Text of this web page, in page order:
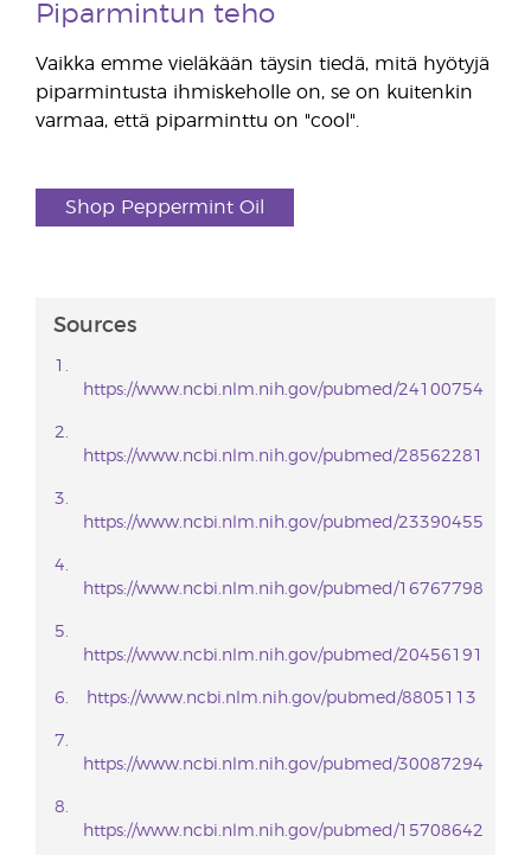
Piparmintun teho
Vaikka emme vieläkään täysin tiedä, mitä hyötyjä
piparmintusta ihmiskeholle on, se on kuitenkin
varmaa, että piparminttu on "cool".
Shop Peppermint Oil
Sources
https://www.ncbi.nlm.nih.gov/pubmed/24100754
https://www.ncbi.nlm.nih.gov/pubmed/28562281
https://www.ncbi.nlm.nih.gov/pubmed/23390455
https://www.ncbi.nlm.nih.gov/pubmed/16767798
https://www.ncbi.nlm.nih.gov/pubmed/20456191
https://www.ncbi.nlm.nih.gov/pubmed/8805113
https://www.ncbi.nlm.nih.gov/pubmed/30087294
https://www.ncbi.nlm.nih.gov/pubmed/15708642